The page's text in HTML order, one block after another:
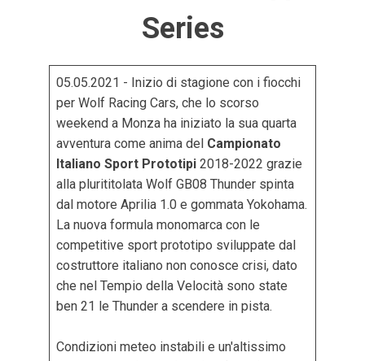
Series
05.05.2021 - Inizio di stagione con i fiocchi
per Wolf Racing Cars, che lo scorso
weekend a Monza ha iniziato la sua quarta
avventura come anima del Campionato
Italiano Sport Prototipi 2018-2022 grazie
alla plurititolata Wolf GB08 Thunder spinta
dal motore Aprilia 1.0 e gommata Yokohama.
La nuova formula monomarca con le
competitive sport prototipo sviluppate dal
costruttore italiano non conosce crisi, dato
che nel Tempio della Velocità sono state
ben 21 le Thunder a scendere in pista.
Condizioni meteo instabili e un'altissimo